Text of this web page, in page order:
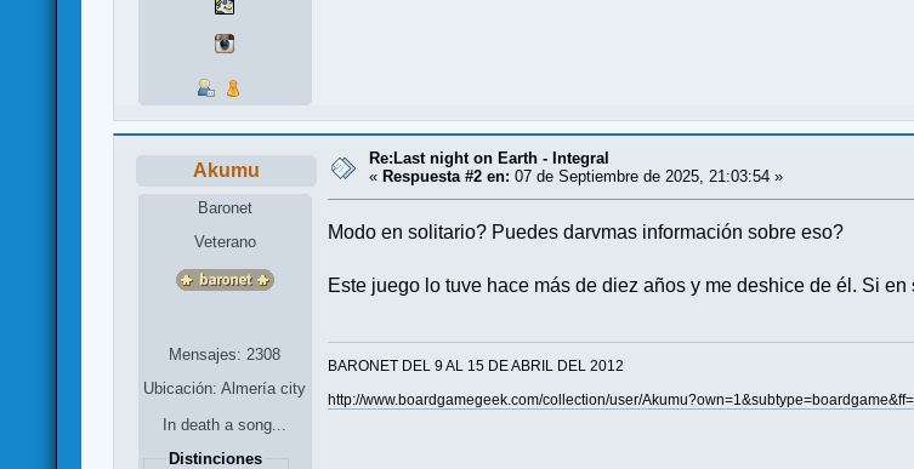
Akumu
Baronet
Veterano
Mensajes: 2308
Ubicación: Almería city
In death a song...
Distinciones
Re:Last night on Earth - Integral
« Respuesta #2 en: 07 de Septiembre de 2025, 21:03:54 »
Modo en solitario? Puedes darvmas información sobre eso?
Este juego lo tuve hace más de diez años y me deshice de él. Si
BARONET DEL 9 AL 15 DE ABRIL DEL 2012
http://www.boardgamegeek.com/collection/user/